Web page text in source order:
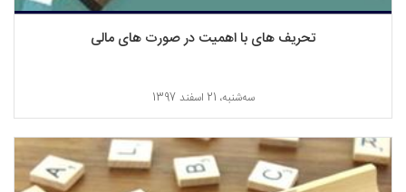
تحریف های با اهمیت در صورت های مالی
ﺳﻪشنبه، 21 اسفند 1397